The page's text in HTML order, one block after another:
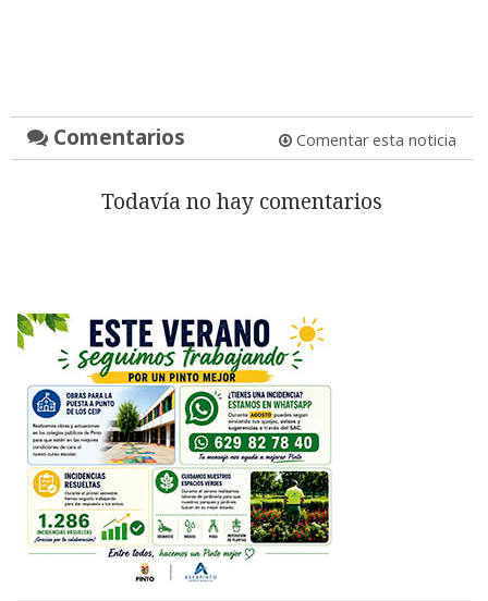
Comentarios Comentar esta noticia
Todavía no hay comentarios